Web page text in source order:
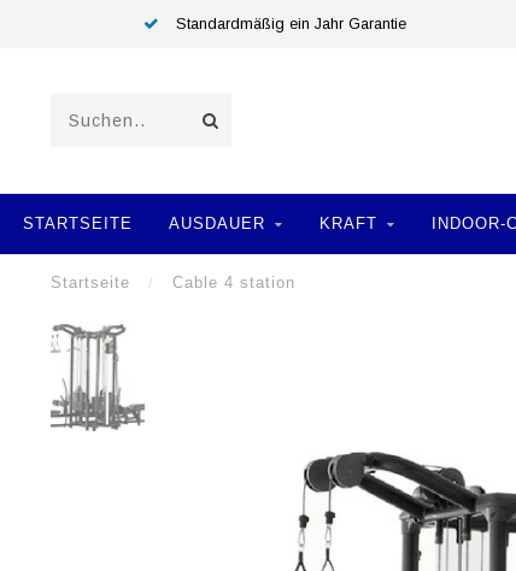
Standardmäßig ein Jahr Garantie
STARTSEITE AUSDAUER KRAFT INDOOR-
Startseite / Cable 4 station